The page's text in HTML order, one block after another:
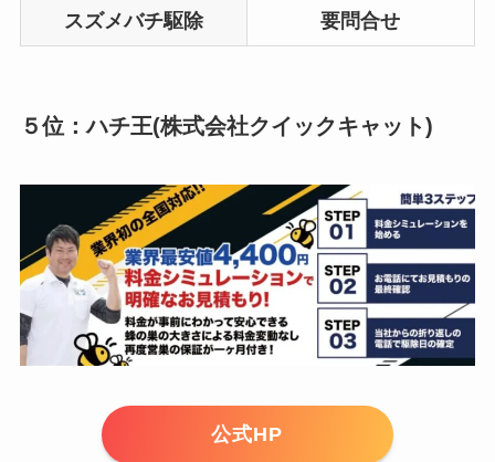
スズメバチ駆除 要問合せ
５位：ハチ王(株式会社クイックキャット)
公式HP